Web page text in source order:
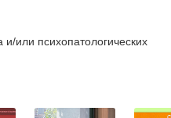
и/или психопатологических